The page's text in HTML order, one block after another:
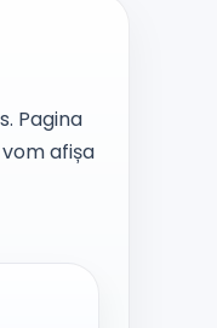
Pagina
afișa